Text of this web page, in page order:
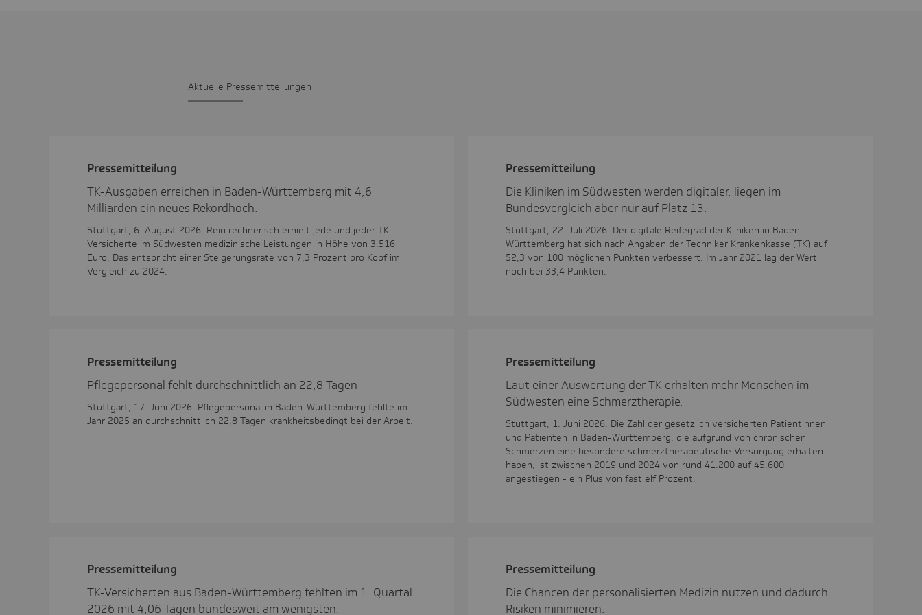
Aktu­elle Pres­se­mit­tei­lungen
Pres­se­mit­tei­lung
TK-Ausgaben erreichen in Baden-Württemberg mit 4,6
Milliarden ein neues Rekordhoch.
Stuttgart, 6. August 2026. Rein rechnerisch erhielt jede und jeder TK-
Versicherte im Südwesten medizinische Leistungen in Höhe von 3.516
Euro. Das entspricht einer Steigerungsrate von 7,3 Prozent pro Kopf im
Vergleich zu 2024.
Pres­se­mit­tei­lung
Die Kliniken im Südwesten werden digitaler, liegen im
Bundesvergleich aber nur auf Platz 13.
Stuttgart, 22. Juli 2026. Der digitale Reifegrad der Kliniken in Baden-
Württemberg hat sich nach Angaben der Techniker Krankenkasse (TK) auf
52,3 von 100 möglichen Punkten verbessert. Im Jahr 2021 lag der Wert
noch bei 33,4 Punkten.
Pres­se­mit­tei­lung
Pflegepersonal fehlt durchschnittlich an 22,8 Tagen
Stuttgart, 17. Juni 2026. Pflegepersonal in Baden-Württemberg fehlte im
Jahr 2025 an durchschnittlich 22,8 Tagen krankheitsbedingt bei der Arbeit.
Pres­se­mit­tei­lung
Laut einer Auswertung der TK erhalten mehr Menschen im
Südwesten eine Schmerztherapie.
Stuttgart, 1. Juni 2026. Die Zahl der gesetzlich versicherten Patientinnen
und Patienten in Baden-Württemberg, die aufgrund von chronischen
Schmerzen eine besondere schmerztherapeutische Versorgung erhalten
haben, ist zwischen 2019 und 2024 von rund 41.200 auf 45.600
angestiegen - ein Plus von fast elf Prozent.
Pres­se­mit­tei­lung
TK-Versicherten aus Baden-Württemberg fehlten im 1. Quartal
2026 mit 4,06 Tagen bundesweit am wenigsten.
Pres­se­mit­tei­lung
Die Chancen der personalisierten Medizin nutzen und dadurch
Risiken minimieren.